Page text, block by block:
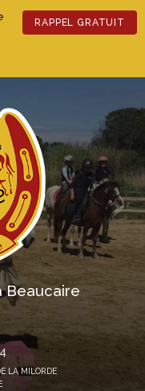
RAPPEL GRATUIT
Beaucaire
LA MILORDE
Next